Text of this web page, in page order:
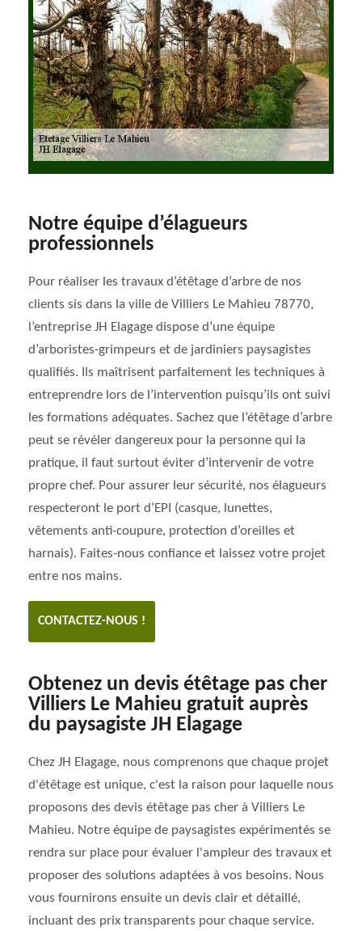
Notre équipe d’élagueurs
professionnels
Pour réaliser les travaux d’étêtage d’arbre de nos
clients sis dans la ville de Villiers Le Mahieu 78770,
l’entreprise JH Elagage dispose d’une équipe
d’arboristes-grimpeurs et de jardiniers paysagistes
qualifiés. Ils maîtrisent parfaitement les techniques à
entreprendre lors de l’intervention puisqu’ils ont suivi
les formations adéquates. Sachez que l’étêtage d’arbre
peut se révéler dangereux pour la personne qui la
pratique, il faut surtout éviter d’intervenir de votre
propre chef. Pour assurer leur sécurité, nos élagueurs
respecteront le port d’EPI (casque, lunettes,
vêtements anti-coupure, protection d’oreilles et
harnais). Faites-nous confiance et laissez votre projet
entre nos mains.
CONTACTEZ-NOUS !
Obtenez un devis étêtage pas cher
Villiers Le Mahieu gratuit auprès
du paysagiste JH Elagage
Chez JH Elagage, nous comprenons que chaque projet
d'étêtage est unique, c'est la raison pour laquelle nous
proposons des devis étêtage pas cher à Villiers Le
Mahieu. Notre équipe de paysagistes expérimentés se
rendra sur place pour évaluer l'ampleur des travaux et
proposer des solutions adaptées à vos besoins. Nous
vous fournirons ensuite un devis clair et détaillé,
incluant des prix transparents pour chaque service.